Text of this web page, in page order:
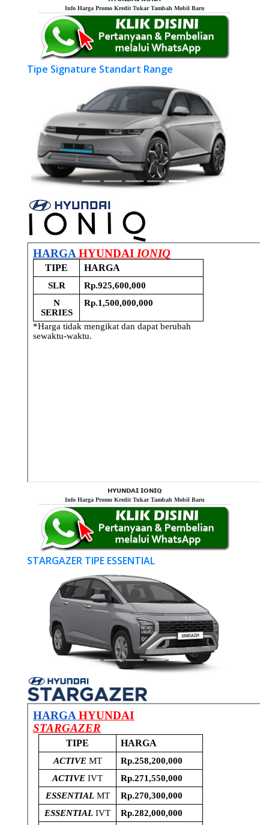
Info Harga Promo Kredit Tukar Tambah Mobil Baru
Tipe Signature Standart Range
Previous Next
𝗛𝗬𝗨𝗡𝗗𝗔𝗜 𝗜𝗢𝗡𝗜𝗤
Info Harga Promo Kredit Tukar Tambah Mobil Baru
STARGAZER TIPE ESSENTIAL
Previous